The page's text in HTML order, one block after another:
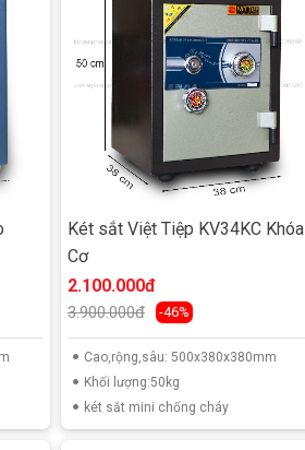
Két sắt Việt Tiệp KV34KC Khóa
Cơ
2.100.000đ
3.900.000đ -46%
Cao,rộng,sâu: 500x380x380mm
Khối lượng:50kg
két sắt mini chống cháy